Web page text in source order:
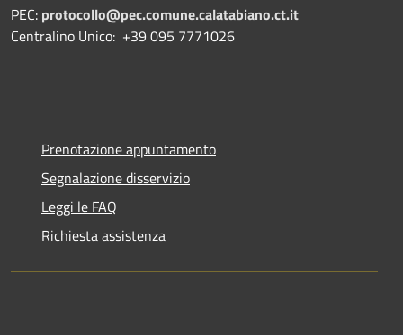
PEC: protocollo@pec.comune.calatabiano.ct.it
Centralino Unico: +39 095 7771026
Prenotazione appuntamento
Segnalazione disservizio
Leggi le FAQ
Richiesta assistenza